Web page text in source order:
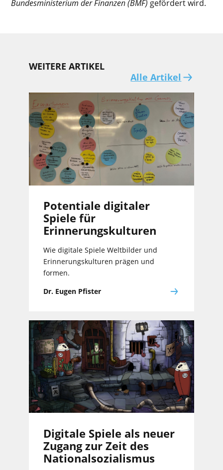
Bundesministerium der Finanzen (BMF) gefördert wird.
WEITERE ARTIKEL
Alle Artikel
Potentiale digitaler
Spiele für
Erinnerungskulturen
Wie digitale Spiele Weltbilder und
Erinnerungskulturen prägen und
formen.
Dr. Eugen Pfister
Digitale Spiele als neuer
Zugang zur Zeit des
Nationalsozialismus